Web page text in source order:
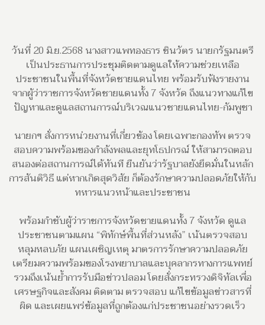
วันที่ 20 มิ.ย.2568 นางสาวแพทองธาร ชินวัตร นายกรัฐมนตรี
เป็นประธานการประชุมติดตามดูแลให้ความช่วยเหลือ
ประชาชนในพื้นที่จังหวัดชายแดนไทย พร้อมรับฟังรายงาน
จากผู้ว่าราชการจังหวัดชายแดนทั้ง 7 จังหวัด ถึงแนวทางแก้ไข
ปัญหาและดูแลสถานการณ์บริเวณแนวชายแดนไทย-กัมพูชา
นายกฯ สั่งการหน่วยงานที่เกี่ยวข้อง โดยเฉพาะกองทัพ ตรวจ
สอบความพร้อมของกำลังพลและยุทโธปกรณ์ ให้สามารถตอบ
สนองต่อสถานการณ์ได้ทันที ยืนยันว่ารัฐบาลยังยึดมั่นในหลัก
การสันติวิธี แต่หากเกิดสุดวิสัย ก็ต้องรักษาความปลอดภัยให้กับ
ทหารแนวหน้าและประชาชน
พร้อมกำชับผู้ว่าราชการจังหวัดชายแดนทั้ง 7 จังหวัด ดูแล
ประชาชนตามแผน “พิทักษ์พื้นที่ส่วนหลัง” เน้นตรวจสอบ
หลุมหลบภัย แผนเผชิญเหตุ มาตรการรักษาความปลอดภัย
เตรียมความพร้อมของโรงพยาบาลและบุคลากรทางการแพทย์
รวมถึงเน้นย้ำการรับมือข่าวปลอม โดยสั่งกระทรวงดิจิทัลเพื่อ
เศรษฐกิจและสังคม ติดตาม ตรวจสอบ แก้ไขข้อมูลข่าวสารที่
ผิด และเผยแพร่ข้อมูลที่ถูกต้องแก่ประชาชนอย่างรวดเร็ว